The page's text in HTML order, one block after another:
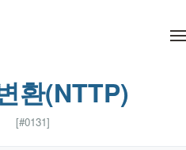
환(NTTP)
[#0131]